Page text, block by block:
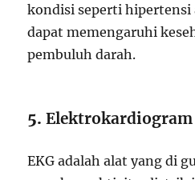
kondisi seperti
dapat memengaruhi
pembuluh darah.
5.Elektrokardiogram
EKG adalah alat yang di